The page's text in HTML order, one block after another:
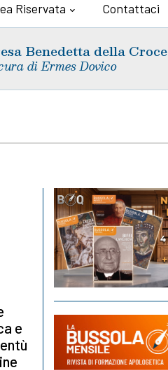
Riservata Contattaci
Benedetta della Croce
di Ermes Dovico
e